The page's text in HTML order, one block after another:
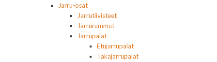
Jarru-osat
Jarrutiivisteet
Jarrurummut
Jarrupalat
Etujarrupalat
Takajarrupalat